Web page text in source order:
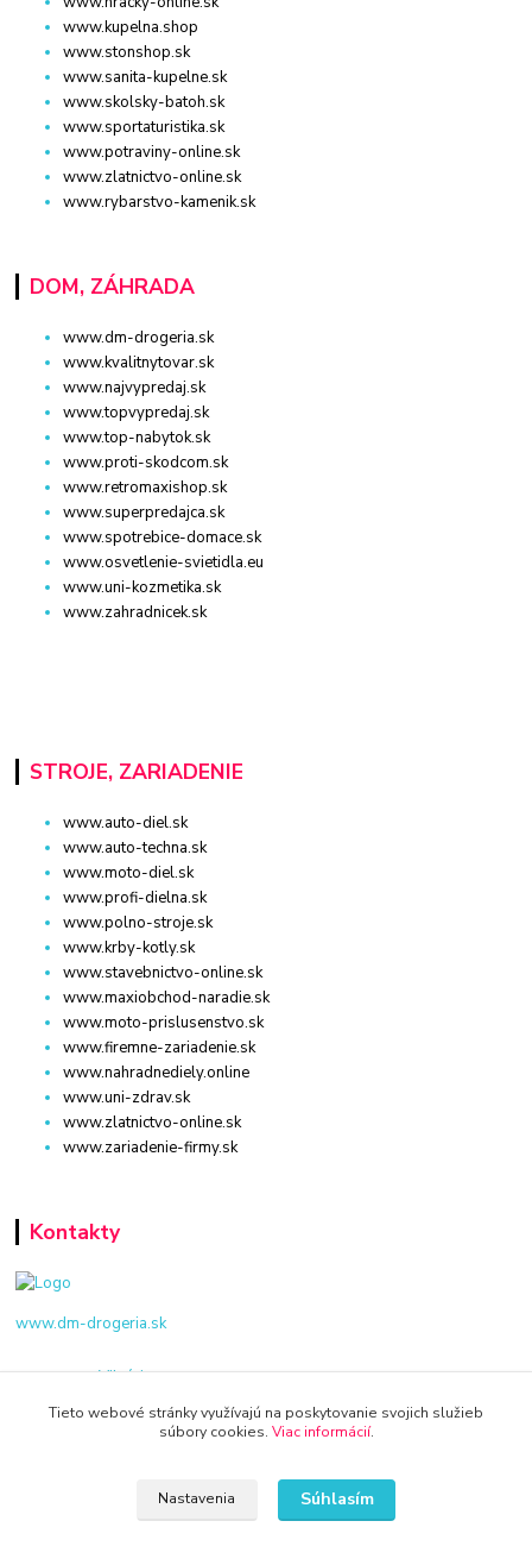
www.kupelna.shop
www.stonshop.sk
www.sanita-kupelne.sk
www.skolsky-batoh.sk
www.sportaturistika.sk
www.potraviny-online.sk
www.zlatnictvo-online.sk
www.rybarstvo-kamenik.sk
DOM, ZÁHRADA
www.dm-drogeria.sk
www.kvalitnytovar.sk
www.najvypredaj.sk
www.topvypredaj.sk
www.top-nabytok.sk
www.proti-skodcom.sk
www.retromaxishop.sk
www.superpredajca.sk
www.spotrebice-domace.sk
www.osvetlenie-svietidla.eu
www.uni-kozmetika.sk
www.zahradnicek.sk
STROJE, ZARIADENIE
www.auto-diel.sk
www.auto-techna.sk
www.moto-diel.sk
www.profi-dielna.sk
www.polno-stroje.sk
www.krby-kotly.sk
www.stavebnictvo-online.sk
www.maxiobchod-naradie.sk
www.moto-prislusenstvo.sk
www.firemne-zariadenie.sk
www.nahradnediely.online
www.uni-zdrav.sk
www.zlatnictvo-online.sk
www.zariadenie-firmy.sk
Kontakty
www.dm-drogeria.sk
Viktória
+421 940 949 000
Tieto webové stránky využívajú na poskytovanie svojich služieb
súbory cookies. Viac informácií.
Nastavenia Súhlasím